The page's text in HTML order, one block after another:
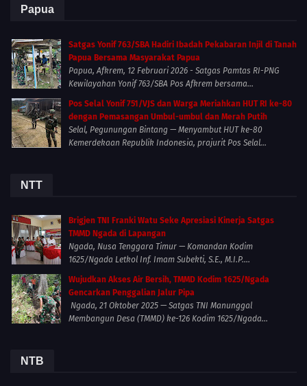
Papua
Satgas Yonif 763/SBA Hadiri Ibadah Pekabaran Injil di Tanah
Papua Bersama Masyarakat Papua
Papua, Afkrem, 12 Februari 2026 - Satgas Pamtas RI-PNG
Kewilayahan Yonif 763/SBA Pos Afkrem bersama...
Pos Selal Yonif 751/VJS dan Warga Meriahkan HUT RI ke-80
dengan Pemasangan Umbul-umbul dan Merah Putih
Selal, Pegunungan Bintang — Menyambut HUT ke-80
Kemerdekaan Republik Indonesia, prajurit Pos Selal...
NTT
Brigjen TNI Franki Watu Seke Apresiasi Kinerja Satgas
TMMD Ngada di Lapangan
Ngada, Nusa Tenggara Timur — Komandan Kodim
1625/Ngada Letkol Inf. Imam Subekti, S.E., M.I.P....
Wujudkan Akses Air Bersih, TMMD Kodim 1625/Ngada
Gencarkan Penggalian Jalur Pipa
Ngada, 21 Oktober 2025 — Satgas TNI Manunggal
Membangun Desa (TMMD) ke-126 Kodim 1625/Ngada...
NTB